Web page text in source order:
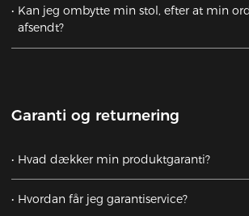
Kan jeg ombytte min stol, efter at min
afsendt?
Garanti og returnering
Hvad dækker min produktgaranti?
Hvordan får jeg garantiservice?